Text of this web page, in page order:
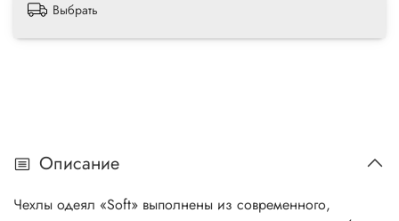
Выбрать
Описание
Чехлы одеял «Soft» выполнены из современного,